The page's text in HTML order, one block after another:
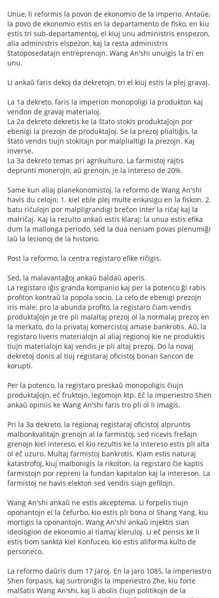
Unue, li reformis la povon de ekonomio de la imperio. Antaŭe,
la povo de ekonomio estis en la departamento de fisko, en kiu
estis tri sub-departamentoj, el kiuj unu administris enspezon,
alia administris elspezon, kaj la resta administris
ŝtatoposedatajn entreprenojn. Wang An'shi unuigis la tri en
unu.
Li ankaŭ faris dekoj da dekretojn, tri el kiuj estis la plej gravaj.
La 1a dekreto, faris la imperion monopoligi la produkton kaj
vendon de gravaj materialoj.
La 2a dekreto dekretis ke la ŝtato stokis produktaĵojn por
ebenigi la prezojn de produktaĵoj. Se la prezoj plialtiĝis, la
ŝtato vendis tiujn stokitajn por malplialtigi la prezojn. Kaj
inverse.
La 3a dekreto temas pri agrikulturo. La farmistoj rajtis
deprunti monerojn, aŭ grenojn, je la intereso de 20%.
Same kun aliaj planekonomistoj, la reformo de Wang An'shi
havis du celojn: 1. kiel eble plej multe enkasigu en la fiskon. 2.
batu riĉulojn por malpligrandigi breĉon inter la riĉaj kaj la
malriĉaj. Kaj la rezulto ankaŭ estis klaraj: la unua estis efika
dum la mallonga periodo, sed la dua neniam povas plenumiĝi
laŭ la lecionoj de la historio.
Post la reformo, la centra registaro efike riĉigis.
Sed, la malavantaĝoj ankaŭ baldaŭ aperis.
La registaro iĝis granda kompanio kaj per la potenco ĝi rabis
profiton kontraŭ la popola socio. La celo de ebenigi prezojn
iris male: pro la abunda profito, la registaro ĉiam vendis
produktaĵojn je tre pli malaltaj prezoj ol la normalaj prezoj en
la merkato, do la privataj komercistoj amase bankrotis. Aŭ, la
registaro liveris materialojn al aliaj regionoj kie ne produktis
tiujn materialojn kaj vendis je pli altaj prezoj. Do la novaj
dekretoj donis al tiuj registaraj oficistoj bonan ŝancon de
korupti.
Per la potenco, la registaro preskaŭ monopoligis ĉiujn
produktaĵojn, eĉ fruktojn, legomojn ktp. Eĉ la imperiestro Shen
ankaŭ opiniis ke Wang An'shi faris tro pli ol li imagis.
Pri la 3a dekreto, la regionaj registaraj oficistoj alpruntis
malbonkvalitajn grenojn al la farmistoj, sed ricevis freŝajn
grenojn kiel intereso, el kio rezultis ke la intereso estis pli alta
ol eĉ uzuro. Multaj farmistoj bankrotis. Kiam estis naturaj
katastrofoj, kiuj malbonigis la rikolton, la registaro ĉie kaptis
farmistojn por repreni la fundan kapitalon kaj la intereson. La
farmistoj ne havis elekton sed vendis siajn gefilojn.
Wang An'shi ankaŭ ne estis akceptema. Li forpelis tiujn
oponantojn el la ĉefurbo, kio estis pli bona ol Shang Yang, kiu
mortigis la oponantojn. Wang An'shi ankaŭ injektis sian
ideologion de ekonomio al tiamaj kleruloj. Li eĉ pensis ke li
estis tiom sankta kiel Konfuceo, kio estis aliforma kulto de
personeco.
La reformo daŭris dum 17 jaroj. En la jaro 1085, la imperiestro
Shen forpasis, kaj surtroniĝis la imperiestro Zhe, kiu forte
malŝatis Wang An'shi, kaj li abolis ĉiujn politikojn de la